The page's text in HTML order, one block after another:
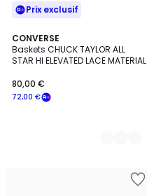
Prix exclusif
CONVERSE
Baskets CHUCK TAYLOR ALL
STAR HI ELEVATED LACE MATERIAL
72,00 €
80,00 €
2
Couleurs